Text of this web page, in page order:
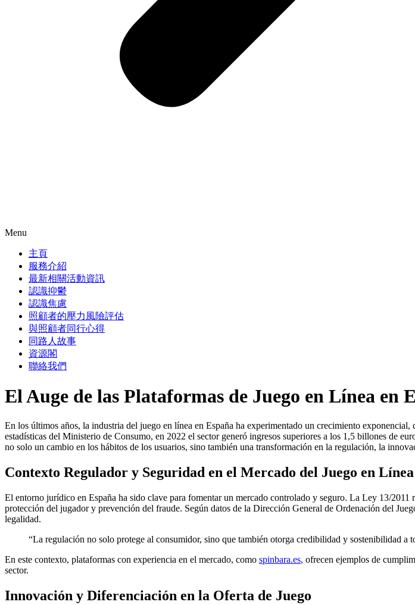
Menu
主頁
服務介紹
最新相關活動資訊
認識抑鬱
認識焦慮
照顧者的壓力風險評估
與照顧者同行心得
同路人故事
資源閣
聯絡我們
El Auge de las Plataformas de Juego en Línea en
En los últimos años, la industria del juego en línea en España ha experimentado un crecimiento
estadísticas del Ministerio de Consumo, en 2022 el sector generó ingresos superiores a los 1,5 billones de
no solo un cambio en los hábitos de los usuarios, sino también una transformación en la regulación, la
Contexto Regulador y Seguridad en el Mercado del Juego en Línea
El entorno jurídico en España ha sido clave para fomentar un mercado controlado y seguro. La Ley 13/2011
protección del jugador y prevención del fraude. Según datos de la Dirección General de Ordenación del
legalidad.
“La regulación no solo protege al consumidor, sino que también otorga credibilidad y sostenibilidad
En este contexto, plataformas con experiencia en el mercado, como spinbara.es, ofrecen ejemplos de
sector.
Innovación y Diferenciación en la Oferta de Juego